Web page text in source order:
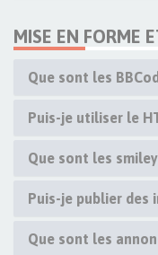
MISE EN FORME
Que sont les
Puis-je utiliser le
Que sont les
Puis-je publier des
Que sont les